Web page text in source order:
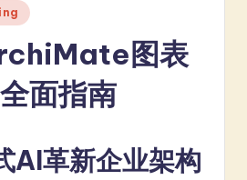
图表
面指南
AI革新企业架构